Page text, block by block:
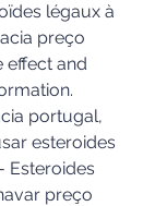
légaux à
preço
effect and
portugal,
esteroides
Esteroides
preço